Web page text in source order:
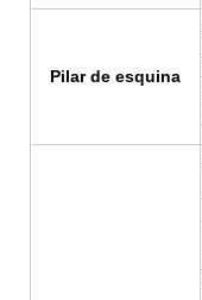
Pilar de esquina